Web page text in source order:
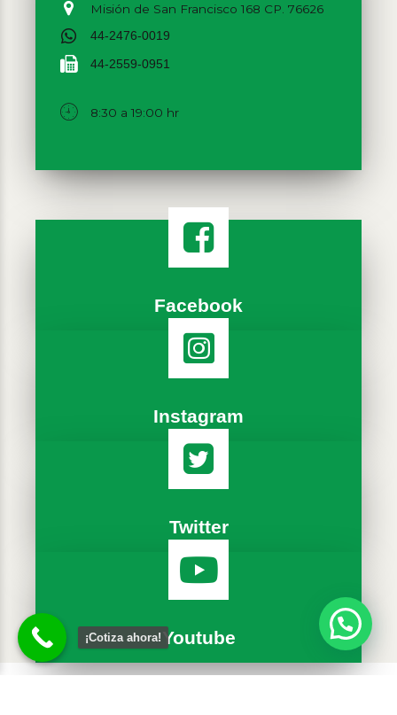
Misión de San Francisco 168 CP. 76626
44-2476-0019
44-2559-0951
8:30 a 19:00 hr
Facebook
Instagram
Twitter
Youtube
¡Cotiza ahora!